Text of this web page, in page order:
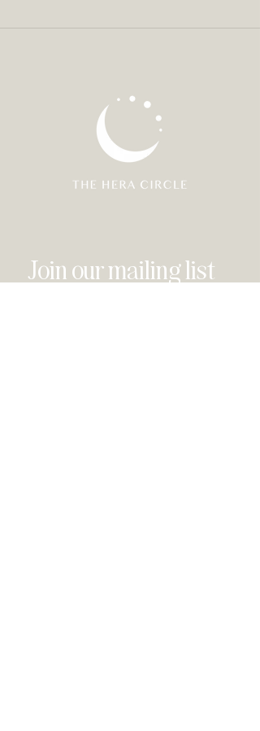
Join our mailing list